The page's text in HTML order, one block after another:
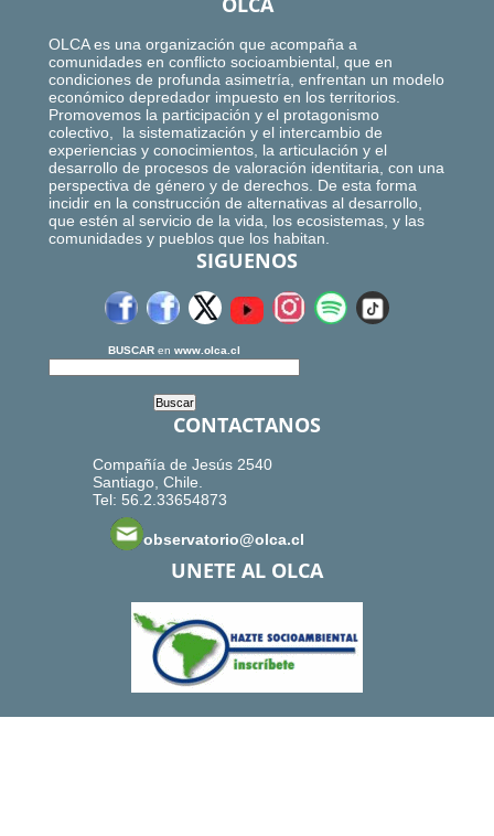
OLCA es una organización que acompaña a
comunidades en conflicto socioambiental, que en
condiciones de profunda asimetría, enfrentan un modelo
económico depredador impuesto en los territorios.
Promovemos la participación y el protagonismo
colectivo, la sistematización y el intercambio de
experiencias y conocimientos, la articulación y el
desarrollo de procesos de valoración identitaria, con una
perspectiva de género y de derechos. De esta forma
incidir en la construcción de alternativas al desarrollo,
que estén al servicio de la vida, los ecosistemas, y las
comunidades y pueblos que los habitan.
SIGUENOS
BUSCAR en www.olca.cl
CONTACTANOS
Compañía de Jesús 2540
Santiago, Chile.
Tel: 56.2.33654873
observatorio@olca.cl
UNETE AL OLCA